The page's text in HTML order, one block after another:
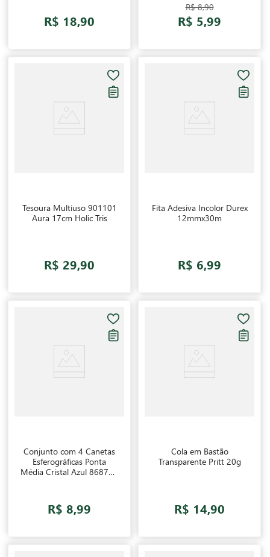
R$ 18,90
R$ 8,90
R$ 5,99
Tesoura Multiuso 901101
Aura 17cm Holic Tris
R$ 29,90
Fita Adesiva Incolor Durex
12mmx30m
R$ 6,99
Conjunto com 4 Canetas
Esferográficas Ponta
Média Cristal Azul 868795
R$ 8,99
Cola em Bastão
Transparente Pritt 20g
R$ 14,90